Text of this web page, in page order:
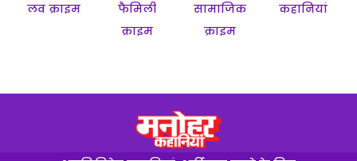
लव क्राइम
फैमिली
क्राइम
सामाजिक
क्राइम
कहानियां